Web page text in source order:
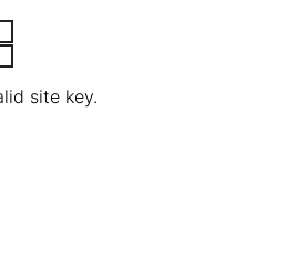
site key.